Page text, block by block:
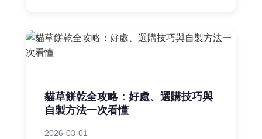
貓草餅乾全攻略：好處、選購技巧與
自製方法一次看懂
2026-03-01